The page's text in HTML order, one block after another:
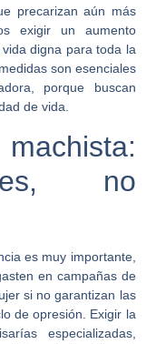
precarizan aún más
exigir un aumento
digna para toda la
son esenciales
porque buscan
de vida.
no
es muy importante,
en campañas de
si no garantizan las
de opresión. Exigir la
especializadas,